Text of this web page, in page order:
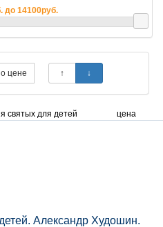
до 14100руб.
святых для детей
цена
Александр Худошин.